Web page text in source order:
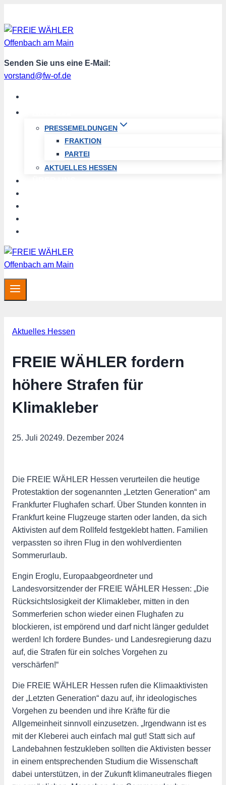
Inhalt
springen
Senden Sie uns eine E-Mail:
vorstand@fw-of.de
PRESSEMELDUNGEN
FRAKTION
PARTEI
AKTUELLES HESSEN
Aktuelles Hessen
FREIE WÄHLER fordern
höhere Strafen für
Klimakleber
25. Juli 20249. Dezember 2024
Die FREIE WÄHLER Hessen verurteilen die heutige
Protestaktion der sogenannten „Letzten Generation“ am
Frankfurter Flughafen scharf. Über Stunden konnten in
Frankfurt keine Flugzeuge starten oder landen, da sich
Aktivisten auf dem Rollfeld festgeklebt hatten. Familien
verpassten so ihren Flug in den wohlverdienten
Sommerurlaub.
Engin Eroglu, Europaabgeordneter und
Landesvorsitzender der FREIE WÄHLER Hessen: „Die
Rücksichtslosigkeit der Klimakleber, mitten in den
Sommerferien schon wieder einen Flughafen zu
blockieren, ist empörend und darf nicht länger geduldet
werden! Ich fordere Bundes- und Landesregierung dazu
auf, die Strafen für ein solches Vorgehen zu
verschärfen!“
Die FREIE WÄHLER Hessen rufen die Klimaaktivisten
der „Letzten Generation“ dazu auf, ihr ideologisches
Vorgehen zu beenden und ihre Kräfte für die
Allgemeinheit sinnvoll einzusetzen. „Irgendwann ist es
mit der Kleberei auch einfach mal gut! Statt sich auf
Landebahnen festzukleben sollten die Aktivisten besser
in einem entsprechenden Studium die Wissenschaft
dabei unterstützen, in der Zukunft klimaneutrales fliegen